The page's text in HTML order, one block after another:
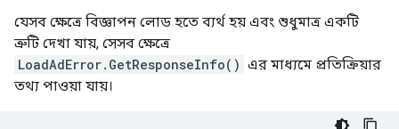
যেসব ক্ষেত্রে বিজ্ঞাপন লোড হতে ব্যর্থ হয় এবং শুধুমাত্র একটি
ত্রুটি দেখা যায়, সেসব ক্ষেত্রে
LoadAdError.GetResponseInfo() এর মাধ্যমে প্রতিক্রিয়ার
তথ্য পাওয়া যায়।